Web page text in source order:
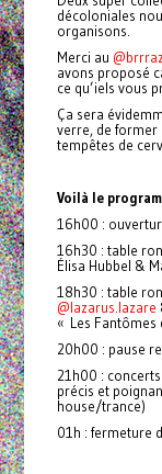
décoloniales
organisons.
Merci au
avons proposé
ce qu’iels vous
Ça sera
verre, de former
tempêtes de
Voilà le
16h00 :
16h30 : table
Élisa Hubbel &
18h30 : table
@lazarus.lazare
« Les Fantômes
20h00 : pause
21h00 : concerts
précis et
house/trance)
01h : fermeture